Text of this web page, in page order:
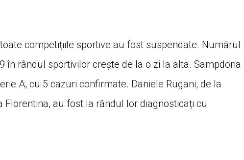
competițiile sportive au fost suspendate. Numărul
în rândul sportivilor crește de la o zi la alta. Sampdoria
A, cu 5 cazuri confirmate. Daniele Rugani, de la
FIorentina, au fost la rândul lor diagnosticați cu